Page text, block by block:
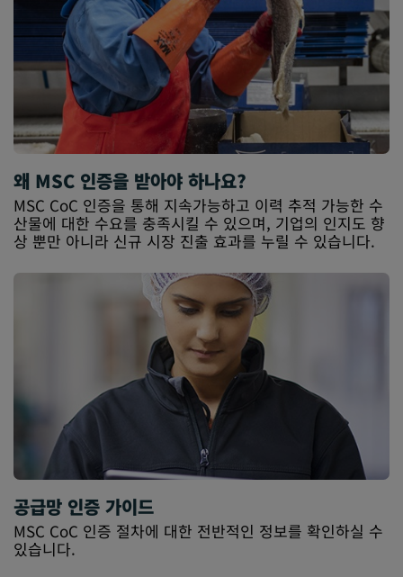
왜 MSC 인증을 받아야 하나요?
MSC CoC 인증을 통해 지속가능하고 이력 추적 가능한 수
산물에 대한 수요를 충족시킬 수 있으며, 기업의 인지도 향
상 뿐만 아니라 신규 시장 진출 효과를 누릴 수 있습니다.
공급망 인증 가이드
MSC CoC 인증 절차에 대한 전반적인 정보를 확인하실 수
있습니다.